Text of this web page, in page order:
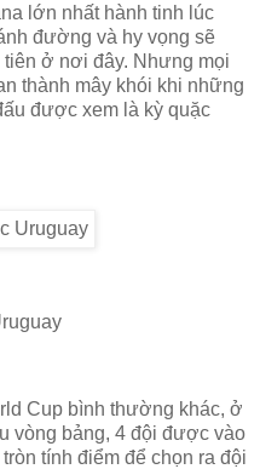
lớn nhất hành tinh lúc
đường và hy vọng sẽ
ở nơi đây. Nhưng mọi
thành mây khói khi những
được xem là kỳ quặc
Cup bình thường khác, ở
vòng bảng, 4 đội được vào
tính điểm để chọn ra đội